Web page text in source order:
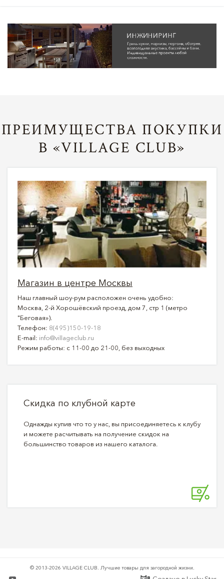
ПРЕИМУЩЕСТВА ПОКУПКИ
В «VILLAGE CLUB»
Магазин в центре Москвы
Наш главный шоу-рум расположен очень удобно:
Москва, 2-й Хорошёвский проезд, дом 7, стр 1 (метро
"Беговая»).
Телефон: 8(495)150-19-18
E-mail: info@villageclub.ru
Режим работы: с 11-00 до 21-00, без выходных
Скидка по клубной карте
Однажды купив что то у нас, вы присоединяетесь к клубу
и можете расчитывать на получение скидок на
большинство товаров из нашего каталога.
© 2013-2026 VILLAGE CLUB. Лучшие товары для загородной жизни.